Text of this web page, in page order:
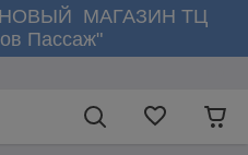
МАГАЗИН ТЦ
Пассаж"